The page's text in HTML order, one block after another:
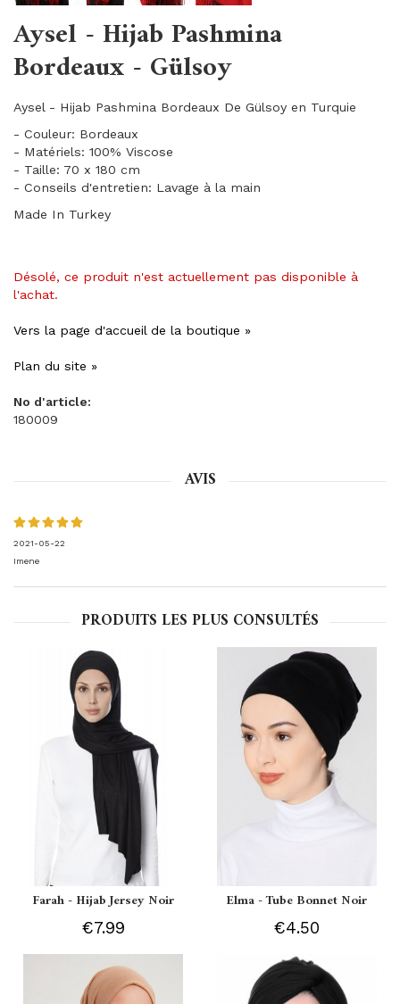
Aysel - Hijab Pashmina
Bordeaux - Gülsoy
Aysel - Hijab Pashmina Bordeaux De Gülsoy en Turquie
- Couleur: Bordeaux
- Matériels: 100% Viscose
- Taille: 70 x 180 cm
- Conseils d'entretien: Lavage à la main
Made In Turkey
Désolé, ce produit n'est actuellement pas disponible à
l'achat.
Vers la page d'accueil de la boutique »
Plan du site »
No d'article:
180009
AVIS
2021-05-22
Imene
PRODUITS LES PLUS CONSULTÉS
Farah - Hijab Jersey Noir
€7.99
Elma - Tube Bonnet Noir
€4.50